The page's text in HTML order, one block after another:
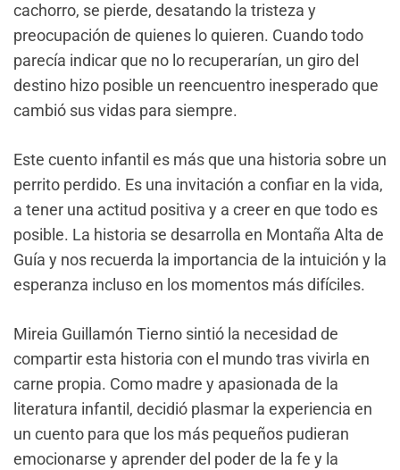
cachorro, se pierde, desatando la tristeza y
preocupación de quienes lo quieren. Cuando todo
parecía indicar que no lo recuperarían, un giro del
destino hizo posible un reencuentro inesperado que
cambió sus vidas para siempre.
Este cuento infantil es más que una historia sobre un
perrito perdido. Es una invitación a confiar en la vida,
a tener una actitud positiva y a creer en que todo es
posible. La historia se desarrolla en Montaña Alta de
Guía y nos recuerda la importancia de la intuición y la
esperanza incluso en los momentos más difíciles.
Mireia Guillamón Tierno sintió la necesidad de
compartir esta historia con el mundo tras vivirla en
carne propia. Como madre y apasionada de la
literatura infantil, decidió plasmar la experiencia en
un cuento para que los más pequeños pudieran
emocionarse y aprender del poder de la fe y la